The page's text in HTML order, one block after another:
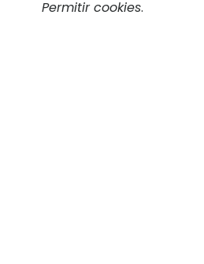
Permitir cookies.